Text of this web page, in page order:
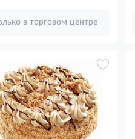
в торговом центре